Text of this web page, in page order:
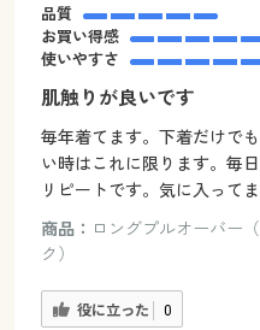
品質
お買い得感
使いやすさ
肌触りが良いです
毎年着てます。下着だけで
い時はこれに限ります。毎
リピートです。気に入ってま
商品： ロングプルオーバー
ク）
役に立った 0